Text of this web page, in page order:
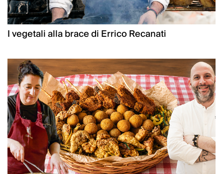
I vegetali alla brace di Errico Recanati